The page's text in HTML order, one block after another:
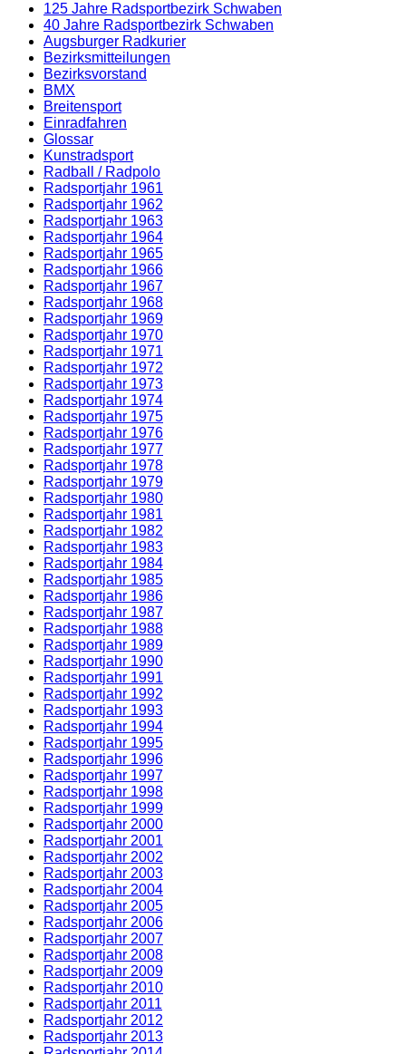
125 Jahre Radsportbezirk Schwaben
40 Jahre Radsportbezirk Schwaben
Augsburger Radkurier
Bezirksmitteilungen
Bezirksvorstand
BMX
Breitensport
Einradfahren
Glossar
Kunstradsport
Radball / Radpolo
Radsportjahr 1961
Radsportjahr 1962
Radsportjahr 1963
Radsportjahr 1964
Radsportjahr 1965
Radsportjahr 1966
Radsportjahr 1967
Radsportjahr 1968
Radsportjahr 1969
Radsportjahr 1970
Radsportjahr 1971
Radsportjahr 1972
Radsportjahr 1973
Radsportjahr 1974
Radsportjahr 1975
Radsportjahr 1976
Radsportjahr 1977
Radsportjahr 1978
Radsportjahr 1979
Radsportjahr 1980
Radsportjahr 1981
Radsportjahr 1982
Radsportjahr 1983
Radsportjahr 1984
Radsportjahr 1985
Radsportjahr 1986
Radsportjahr 1987
Radsportjahr 1988
Radsportjahr 1989
Radsportjahr 1990
Radsportjahr 1991
Radsportjahr 1992
Radsportjahr 1993
Radsportjahr 1994
Radsportjahr 1995
Radsportjahr 1996
Radsportjahr 1997
Radsportjahr 1998
Radsportjahr 1999
Radsportjahr 2000
Radsportjahr 2001
Radsportjahr 2002
Radsportjahr 2003
Radsportjahr 2004
Radsportjahr 2005
Radsportjahr 2006
Radsportjahr 2007
Radsportjahr 2008
Radsportjahr 2009
Radsportjahr 2010
Radsportjahr 2011
Radsportjahr 2012
Radsportjahr 2013